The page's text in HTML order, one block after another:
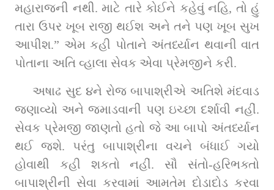
મહારાજની નથી. માટે તારે કોઈને કહેવું નહિ, તો હું
તારા ઉપર ખૂબ રાજી થઈશ અને તને પણ ખૂબ સુખ
આપીશ.” એમ કહી પોતાને અંતર્ધ્યાન થવાની વાત
પોતાના અતિ વ્હાલા સેવક એવા પ્રેમજીને કરી.
અષાઢ સુદ ૪ને રોજ બાપાશ્રીએ અતિશે મંદવાડ
જણાવ્યો અને જમાડવાની પણ ઇચ્છા દર્શાવી નહીં.
સેવક પ્રેમજી જાણતો હતો જે આ બાપો અંતર્ધ્યાન
થઈ જશે. પરંતુ બાપાશ્રીના વચને બંધાઈ ગયો
હોવાથી કહી શકતો નહીં. સૌ સંતો-હરિભક્તો
બાપાશ્રીની સેવા કરવામાં આમતેમ દોડાદોડ કરવા